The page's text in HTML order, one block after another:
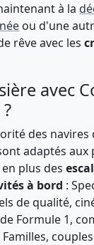
à la
ou d'une
rêve avec les
avec
des navires
adaptés aux
plus des
à bord :
de qualité,
Formule 1,